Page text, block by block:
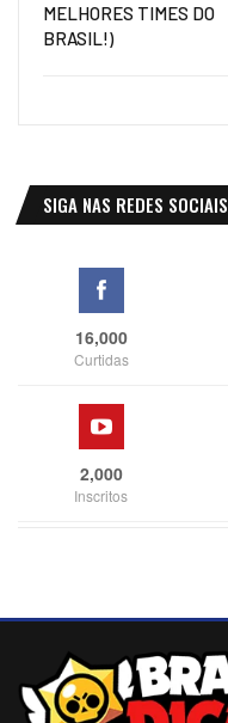
MELHORES TIMES DO
BRASIL!)
SIGA NAS REDES SOCIAIS
16,000
Curtidas
2,000
Inscritos